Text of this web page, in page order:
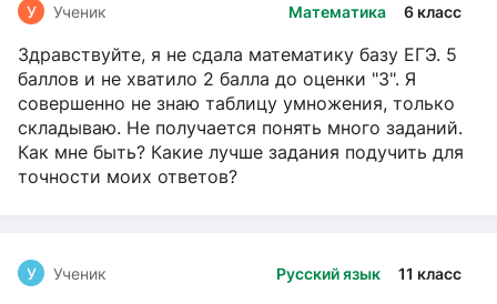
Математика 6 класс
У Ученик
Здравствуйте, я не сдала математику базу ЕГЭ. 5
баллов и не хватило 2 балла до оценки "3". Я
совершенно не знаю таблицу умножения, только
складываю. Не получается понять много заданий.
Как мне быть? Какие лучше задания подучить для
точности моих ответов?
Русский язык 11 класс
У Ученик